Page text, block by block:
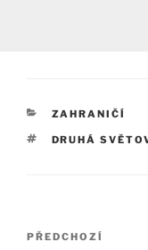
RUBRIKY
ZAHRANIČÍ
ŠTÍTKY
DRUHÁ
Navigace
Předchozí
PŘEDCHOZÍ